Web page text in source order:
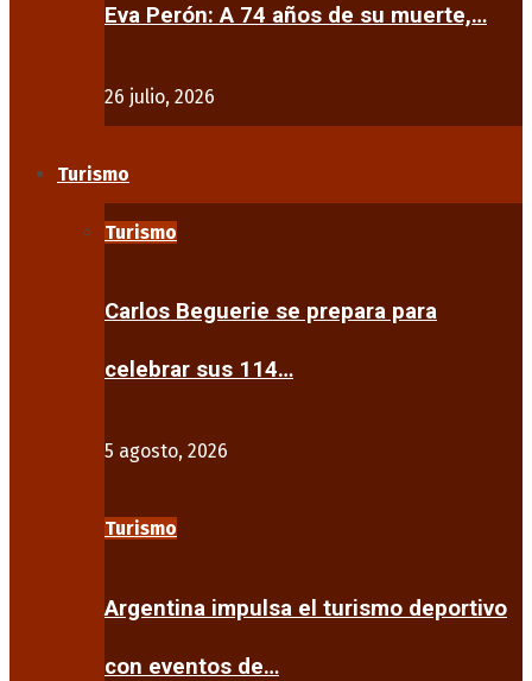
Eva Perón: A 74 años de su muerte,…
26 julio, 2026
Turismo
Turismo
Carlos Beguerie se prepara para
celebrar sus 114…
5 agosto, 2026
Turismo
Argentina impulsa el turismo deportivo
con eventos de…